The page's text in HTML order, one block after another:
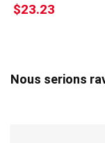
$23.23
Nous serions